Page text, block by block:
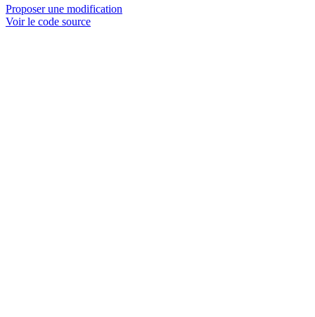
Proposer une modification
Voir le code source